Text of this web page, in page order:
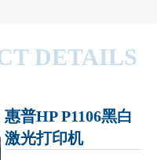
DETAILS
惠普HP P1106黑白
激光打印机